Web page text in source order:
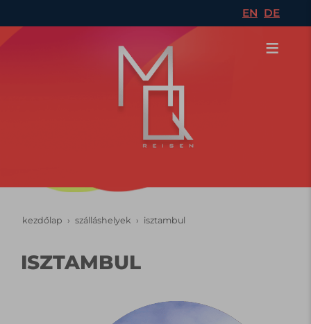
EN DE
kezdőlap szálláshelyek isztambul
ISZTAMBUL